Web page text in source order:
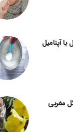
آپتامیل
مغربی